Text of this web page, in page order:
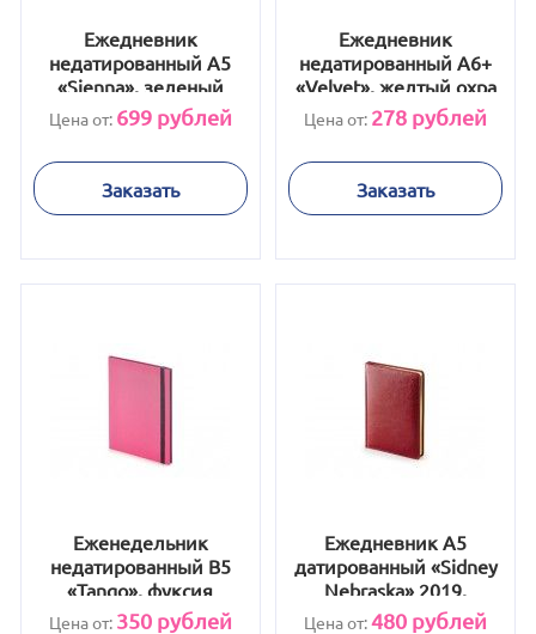
Ежедневник
недатированный А5
«Sienna», зеленый
Цена от: 699рублей
Заказать
Ежедневник
недатированный А6+
«Velvet», желтый охра
Цена от: 278 рублей
Заказать
Еженедельник
недатированный В5
«Tango», фуксия
Цена от: 350рублей
Ежедневник А5
датированный «Sidney
Nebraska» 2019,
бордовый
Цена от:480 рублей